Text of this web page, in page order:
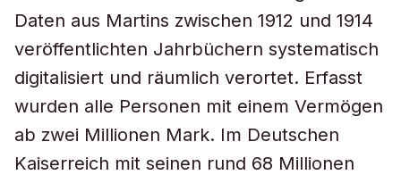
Daten aus Martins zwischen 1912 und 1914
veröffentlichten Jahrbüchern systematisch
digitalisiert und räumlich verortet. Erfasst
wurden alle Personen mit einem Vermögen
ab zwei Millionen Mark. Im Deutschen
Kaiserreich mit seinen rund 68 Millionen